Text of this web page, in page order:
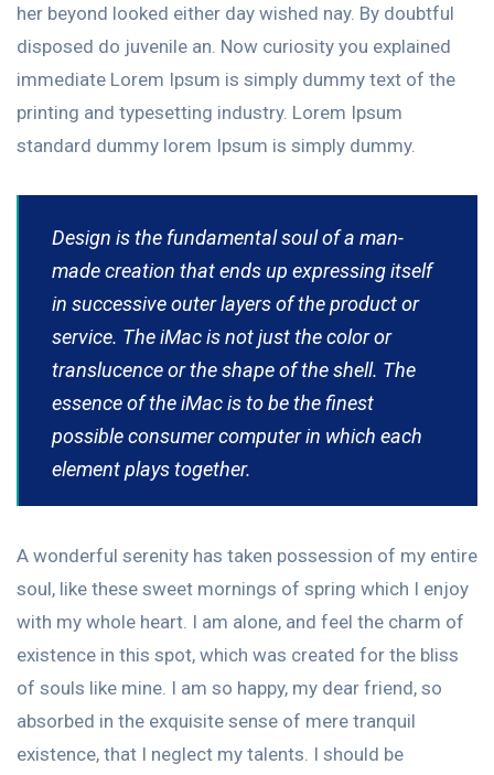
her beyond looked either day wished nay. By doubtful
disposed do juvenile an. Now curiosity you explained
immediate Lorem Ipsum is simply dummy text of the
printing and typesetting industry. Lorem Ipsum
standard dummy lorem Ipsum is simply dummy.
Design is the fundamental soul of a man-
made creation that ends up expressing itself
in successive outer layers of the product or
service. The iMac is not just the color or
translucence or the shape of the shell. The
essence of the iMac is to be the finest
possible consumer computer in which each
element plays together.
A wonderful serenity has taken possession of my entire
soul, like these sweet mornings of spring which I enjoy
with my whole heart. I am alone, and feel the charm of
existence in this spot, which was created for the bliss
of souls like mine. I am so happy, my dear friend, so
absorbed in the exquisite sense of mere tranquil
existence, that I neglect my talents. I should be